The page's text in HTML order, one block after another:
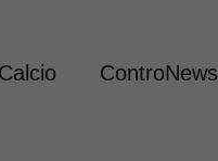
ControNews